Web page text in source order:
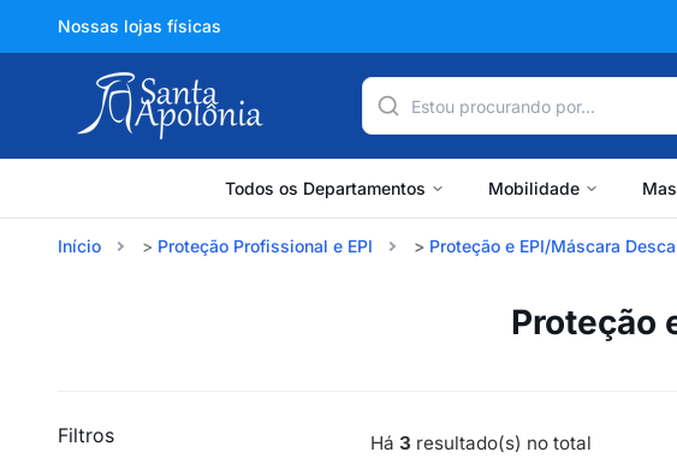
Nossas lojas físicas
Todos os Departamentos Mobilidade
Início Proteção Profissional e EPI Proteção e EPI/Máscara
Proteção
Filtros Há 3 resultado(s) no total